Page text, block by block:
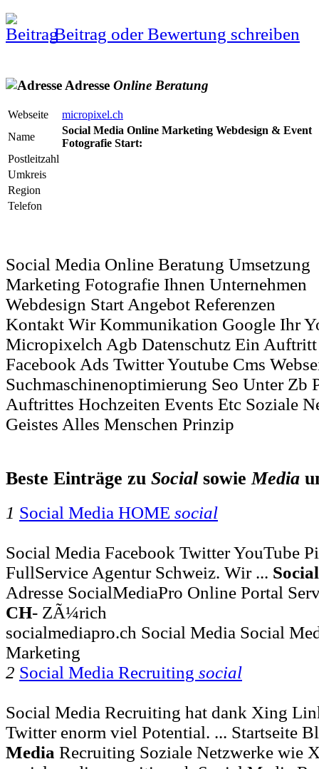
Beitrag oder Bewertung schreiben
Adresse Online Beratung
Webseite
micropixel.ch
Name
Social Media Online Marketing Webdesign & Event
Fotografie Start:
Postleitzahl
Umkreis
Region
Telefon
Social Media Online Beratung Umsetzung
Marketing Fotografie Ihnen Unternehmen
Webdesign Start Angebot Referenzen
Kontakt Wir Kommunikation Google Ihr
Micropixelch Agb Datenschutz Ein
Facebook Ads Twitter Youtube Cms
Suchmaschinenoptimierung Seo Unter Zb
Auftrittes Hochzeiten Events Etc Soziale
Geistes Alles Menschen Prinzip
Beste Einträge zu SocialsowieMedia
1 Social Media HOME social
Social Media Facebook Twitter YouTube
FullService Agentur Schweiz. Wir ... Social
Adresse SocialMediaPro Online Portal
CH- ZÃ¼rich
socialmediapro.ch Social Media Social
Marketing
2 Social Media Recruiting social
Social Media Recruiting hat dank Xing
Twitter enorm viel Potential. ... Startseite
Media Recruiting So­zia­le Netz­wer­ke wie